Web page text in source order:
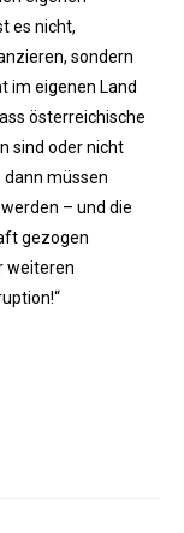
es nicht,
sondern
im eigenen Land
österreichische
sind oder nicht
dann müssen
– und die
gezogen
weiteren